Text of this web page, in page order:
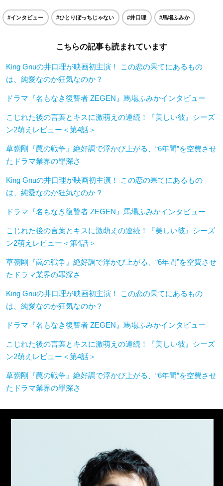
#インタビュー #ひとりぼっちじゃない #井口理 #馬場ふみか
こちらの記事も読まれています
King Gnuの井口理が映画初主演！ この恋の果てにあるもの
は、純愛なのか狂気なのか？
ドラマ『名もなき復讐者 ZEGEN』馬場ふみかインタビュー
こじれた後の言葉とキスに激萌えの連続！『美しい彼』シーズ
ン2萌えレビュー＜第4話＞
草彅剛『罠の戦争』絶好調で浮かび上がる、“6年間”を空費させ
たドラマ業界の罪深さ
King Gnuの井口理が映画初主演！ この恋の果てにあるもの
は、純愛なのか狂気なのか？
ドラマ『名もなき復讐者 ZEGEN』馬場ふみかインタビュー
こじれた後の言葉とキスに激萌えの連続！『美しい彼』シーズ
ン2萌えレビュー＜第4話＞
草彅剛『罠の戦争』絶好調で浮かび上がる、“6年間”を空費させ
たドラマ業界の罪深さ
King Gnuの井口理が映画初主演！ この恋の果てにあるもの
は、純愛なのか狂気なのか？
ドラマ『名もなき復讐者 ZEGEN』馬場ふみかインタビュー
こじれた後の言葉とキスに激萌えの連続！『美しい彼』シーズ
ン2萌えレビュー＜第4話＞
草彅剛『罠の戦争』絶好調で浮かび上がる、“6年間”を空費させ
たドラマ業界の罪深さ